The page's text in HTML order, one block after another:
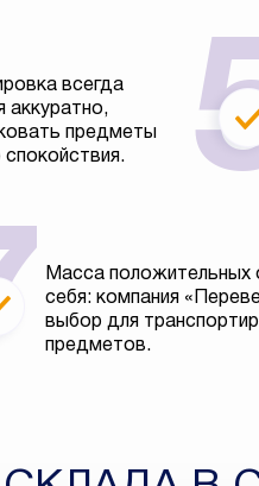
всегда
аккуратно,
предметы
Масса положительных
себя: компания
выбор для
предметов.